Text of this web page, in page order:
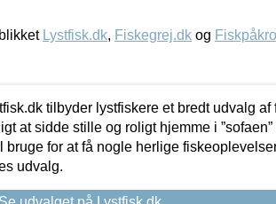
Lystfisk.dk, Fiskegrej.dk og
tilbyder lystfiskere et bredt udvalg
at sidde stille og roligt hjemme i
bruge for at få nogle herlige
udvalg.